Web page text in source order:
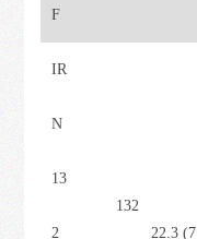
F
IR
N
13
2
132
22.3 (7